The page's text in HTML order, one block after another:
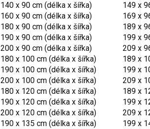
140 x 90 cm (délka x šířka)
149 x
160 x 90 cm (délka x šířka)
169 x
180 x 90 cm (délka x šířka)
189 x
190 x 90 cm (délka x šířka)
199 x
200 x 90 cm (délka x šířka)
209 x
180 x 100 cm (délka x šířka)
189 x
190 x 100 cm (délka x šířka)
199 x
200 x 100 cm (délka x šířka)
209 x
180 x 120 cm (délka x šířka)
189 x
190 x 120 cm (délka x šířka)
199 x
200 x 120 cm (délka x šířka)
209 x
190 x 135 cm (délka x šířka)
199 x